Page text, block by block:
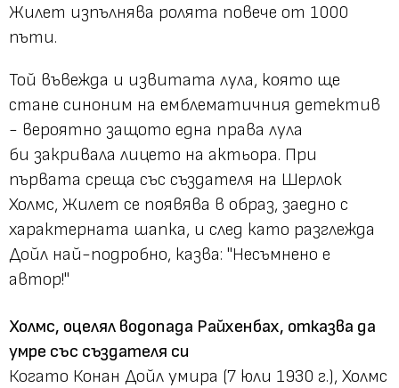
Жилет изпълнява ролята повече от 1000
пъти.
Той въвежда и извитата лула, която ще
стане синоним на емблематичния детектив
- вероятно защото една права лула
би закривала лицето на актьора. При
първата среща със създателя на Шерлок
Холмс, Жилет се появява в образ, заедно с
характерната шапка, и след като разглежда
Дойл най-подробно, казва: "Несъмнено е
автор!"
Холмс, оцелял водопада Райхенбах, отказва да
умре със създателя си
Когато Конан Дойл умира (7 юли 1930 г.), Холмс